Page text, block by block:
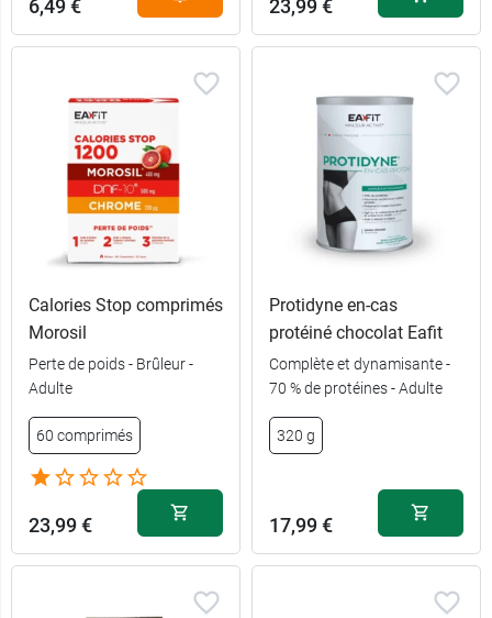
6,49 € 23,99 €
Calories Stop comprimés
Morosil
Perte de poids - Brûleur -
Adulte
60 comprimés
23,99 €
Protidyne en-cas
protéiné chocolat Eafit
Complète et dynamisante -
70 % de protéines - Adulte
320 g
17,99 €